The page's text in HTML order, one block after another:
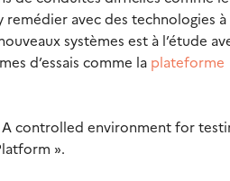
avec des technologies à
systèmes est à l’étude
d’essais comme la plateforme
A controlled environment for
».